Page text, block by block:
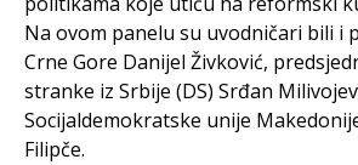
Na ovom panelu su uvodničari bili i
Crne Gore Danijel Živković,
stranke iz Srbije (DS) Srđan
Socijaldemokratske unije
Filipče.